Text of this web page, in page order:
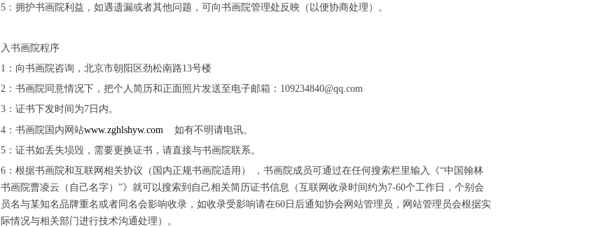
1 2 3 4
5：拥护书画院利益，如遇遗漏或者其他问题，可向书画院管理处反映（以便协商处理）。
入书画院程序
1：向书画院咨询，北京市朝阳区劲松南路13号楼
2： 书画院 同意情况下，把个人简历和正面照片发送至电子邮箱：109234840@qq.com
3：证书下发时间为7日内。
4： 书画院 国内网站www.zghlshyw.com 如有不明请电讯。
5：证书如丢失埙毁，需要更换证书，请直接与书画院联系。
6： 根据书画院和互联网相关协议（国内正规书画院适用） ， 书画院成员可通过在任何搜索栏里输入《“中国翰林
书画院曹凌云（自己名字）”》就可以搜索到自己相关简历证书信息（互联网收录时间约为7-60个工作日，个别会
员名与某知名品牌重名或者同名会影响收录，如收录受影响请在60日后通知协会网站管理员，网站管理员会根据实
际情况与相关部门进行技术沟通处理）。